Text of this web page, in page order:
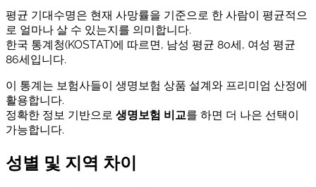
평균 기대수명은 현재 사망률을 기준으로 한 사람이 평균적으
로 얼마나 살 수 있는지를 의미합니다.
한국 통계청(KOSTAT)에 따르면, 남성 평균 80세, 여성 평균
86세입니다.
이 통계는 보험사들이 생명보험 상품 설계와 프리미엄 산정에
활용합니다.
정확한 정보 기반으로 생명보험 비교를 하면 더 나은 선택이
가능합니다.
성별 및 지역 차이